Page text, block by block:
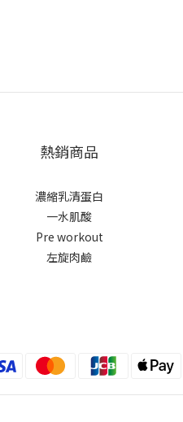
熱銷商品
濃縮乳清蛋白
一水肌酸
Pre workout
左旋肉鹼